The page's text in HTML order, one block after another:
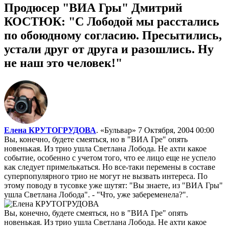
Продюсер "ВИА Гры" Дмитрий
КОСТЮК: "С Лободой мы расстались
по обоюдному согласию. Пресытились,
устали друг от друга и разошлись. Ну
не наш это человек!"
Елена КРУТОГРУДОВА. «Бульвар» 7 Октября, 2004 00:00
Вы, конечно, будете смеяться, но в "ВИА Гре" опять
новенькая. Из трио ушла Светлана Лобода. Не ахти какое
событие, особенно с учетом того, что ее лицо еще не успело
как следует примелькаться. Но все-таки перемены в составе
суперпопулярного трио не могут не вызвать интереса. По
этому поводу в тусовке уже шутят: "Вы знаете, из "ВИА Гры"
ушла Светлана Лобода". - "Что, уже забеременела?".
Вы, конечно, будете смеяться, но в "ВИА Гре" опять
новенькая. Из трио ушла Светлана Лобода. Не ахти какое